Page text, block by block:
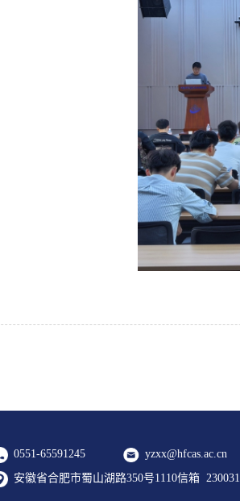
0551-65591245
yzxx@hfcas.ac.cn
安徽省合肥市蜀山湖路350号1110信箱 230031